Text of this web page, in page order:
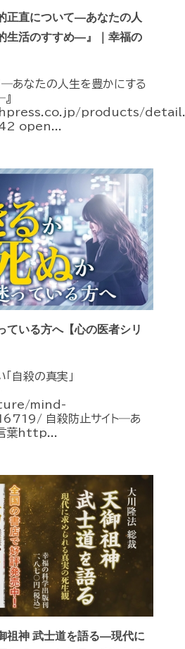
正直について―あなたの人
生活のすすめ―』｜幸福の
―あなたの人生を豊かにする
products/
open...
ている方へ【心の医者シリ
自殺の真実」
mind-
自殺防止サイト―あ
葉http...
祖神 武士道を語る―現代に